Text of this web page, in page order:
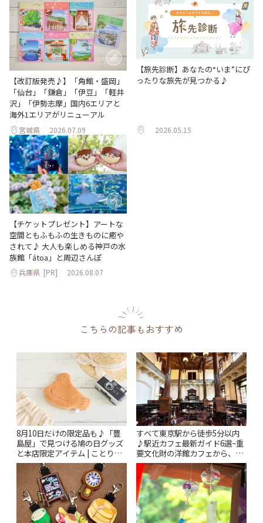
【改訂版発売♪】「角館・盛岡」
「仙台」「鎌倉」「伊豆」「軽井
沢」「伊勢志摩」国内6エリアと
海外1エリアがリニューアル
宮城県 2026.07.09
【旅先診断】あなたの“いま”にぴ
ったりな旅先が見つかる♪
2026.05.15
【チケットプレゼント】アートな
空間ともふもふの生きものに癒や
されて♪ 大人も楽しめる神戸の水
族館「átoa」と周辺さんぽ
兵庫県 [PR] 2026.08.07
こちらの記事もおすすめ
8月10日だけの限定品も♪「豊
島屋」で見つける鳩の日グッズ
と本店限定アイテム | ことりっ
ぷ
すべて東京駅から徒歩5分以内
♪駅近カフェ最新ガイド6選~重
要文化財の洋館カフェから、改
札すぐのレトロ喫茶まで~ | こと
りっぷ